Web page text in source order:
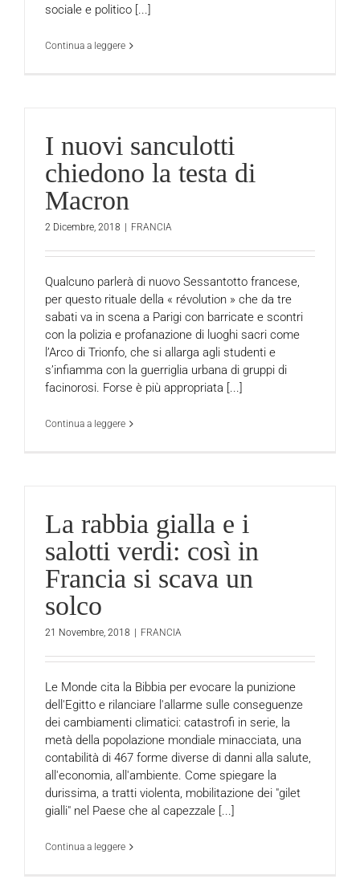
sociale e politico [...]
Continua a leggere
I nuovi sanculotti
chiedono la testa di
Macron
2 Dicembre, 2018 | FRANCIA
Qualcuno parlerà di nuovo Sessantotto francese,
per questo rituale della « révolution » che da tre
sabati va in scena a Parigi con barricate e scontri
con la polizia e profanazione di luoghi sacri come
l’Arco di Trionfo, che si allarga agli studenti e
s’infiamma con la guerriglia urbana di gruppi di
facinorosi. Forse è più appropriata [...]
Continua a leggere
La rabbia gialla e i
salotti verdi: così in
Francia si scava un
solco
21 Novembre, 2018 | FRANCIA
Le Monde cita la Bibbia per evocare la punizione
dell'Egitto e rilanciare l'allarme sulle conseguenze
dei cambiamenti climatici: catastrofi in serie, la
metà della popolazione mondiale minacciata, una
contabilità di 467 forme diverse di danni alla salute,
all'economia, all'ambiente. Come spiegare la
durissima, a tratti violenta, mobilitazione dei "gilet
gialli" nel Paese che al capezzale [...]
Continua a leggere